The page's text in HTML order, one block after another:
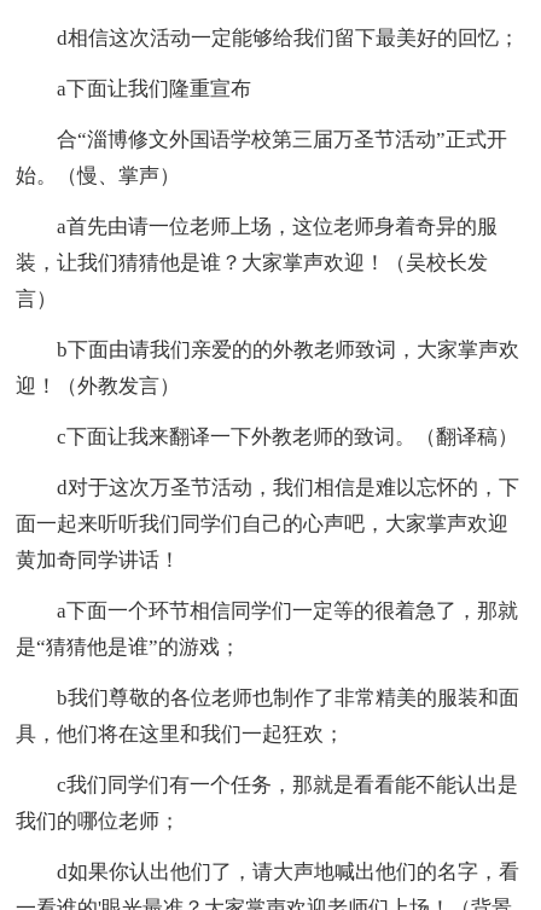
d相信这次活动一定能够给我们留下最美好的回忆；
a下面让我们隆重宣布
合“淄博修文外国语学校第三届万圣节活动”正式开
始。（慢、掌声）
a首先由请一位老师上场，这位老师身着奇异的服
装，让我们猜猜他是谁？大家掌声欢迎！（吴校长发
言）
b下面由请我们亲爱的的外教老师致词，大家掌声欢
迎！（外教发言）
c下面让我来翻译一下外教老师的致词。（翻译稿）
d对于这次万圣节活动，我们相信是难以忘怀的，下
面一起来听听我们同学们自己的心声吧，大家掌声欢迎
黄加奇同学讲话！
a下面一个环节相信同学们一定等的很着急了，那就
是“猜猜他是谁”的游戏；
b我们尊敬的各位老师也制作了非常精美的服装和面
具，他们将在这里和我们一起狂欢；
c我们同学们有一个任务，那就是看看能不能认出是
我们的哪位老师；
d如果你认出他们了，请大声地喊出他们的名字，看